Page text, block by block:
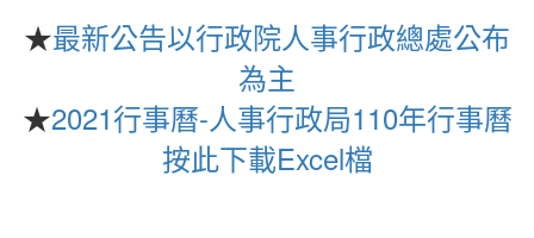
★最新公告以行政院人事行政總處公布
為主
★2021行事曆-人事行政局110年行事曆
按此下載Excel檔